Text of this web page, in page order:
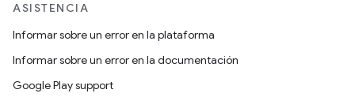
ASISTENCIA
Informar sobre un error en la plataforma
Informar sobre un error en la documentación
Google Play support